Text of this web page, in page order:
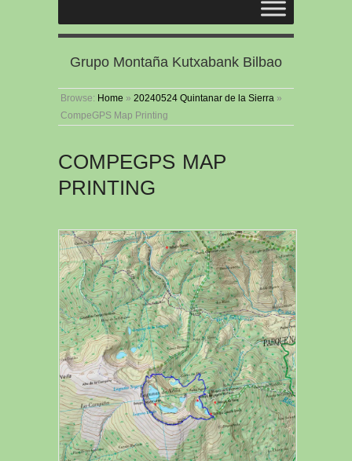
Grupo Montaña Kutxabank Bilbao
Browse: Home » 20240524 Quintanar de la Sierra »
CompeGPS Map Printing
COMPEGPS MAP
PRINTING